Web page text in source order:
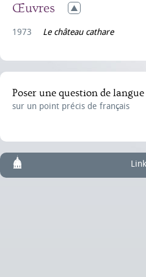
Œuvres
1973 Le château cathare
Poser une question de langue
sur un point précis de français